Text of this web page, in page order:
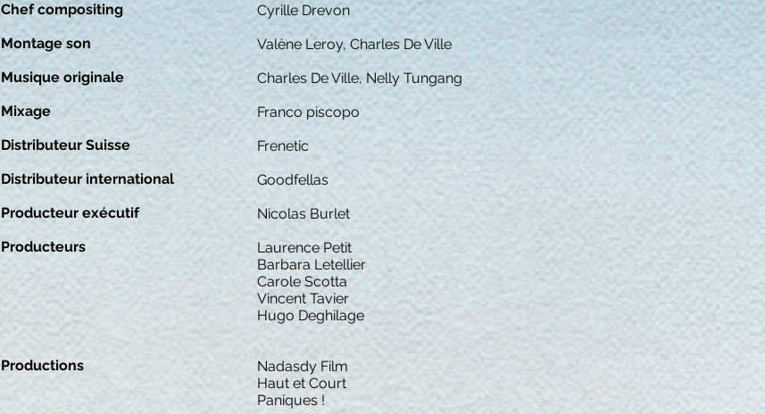
Chef compositing
Montage son
Musique originale
Mixage
Distributeur Suisse
Distributeur international
Producteur exécutif
Producteurs
Productions
Cyrille Drevon
Valène Leroy, Charles De Ville
Charles De Ville, Nelly Tungang
Franco piscopo
Frenetic
Goodfellas
Nicolas Burlet
Laurence Petit
Barbara Letellier
Carole Scotta
Vincent Tavier
Hugo Deghilage
Nadasdy Film
Haut et Court
Paniques !